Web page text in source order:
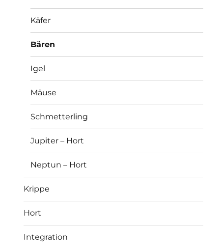
Käfer
Bären
Igel
Mäuse
Schmetterling
Jupiter – Hort
Neptun – Hort
Krippe
Hort
Integration